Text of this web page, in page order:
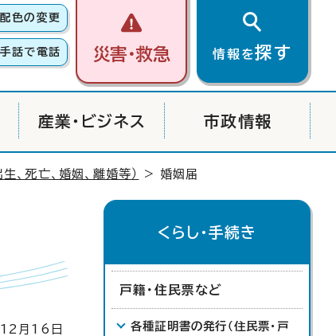
配色の変更
手話で電話 災害・救急 情報を探す
産業・ビジネス 市政情報
、死亡、婚姻、離婚等） > 婚姻届
月16日
くらし・手続き
戸籍・住民票など
各種証明書の発行（住民票・戸